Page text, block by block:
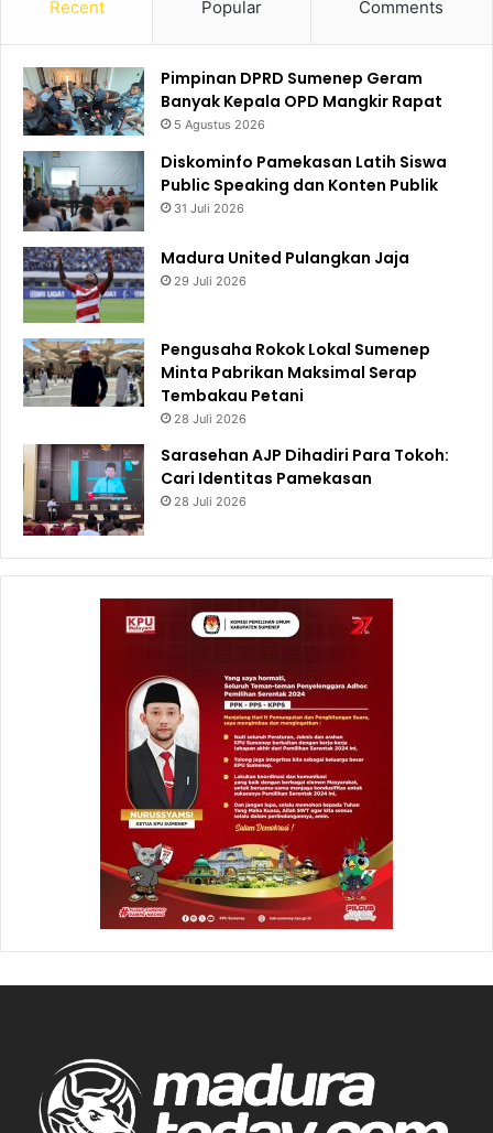
Recent Popular Comments
Pimpinan DPRD Sumenep Geram
Banyak Kepala OPD Mangkir Rapat
5 Agustus 2026
Diskominfo Pamekasan Latih Siswa
Public Speaking dan Konten Publik
31 Juli 2026
Madura United Pulangkan Jaja
29 Juli 2026
Pengusaha Rokok Lokal Sumenep
Minta Pabrikan Maksimal Serap
Tembakau Petani
28 Juli 2026
Sarasehan AJP Dihadiri Para Tokoh:
Cari Identitas Pamekasan
28 Juli 2026